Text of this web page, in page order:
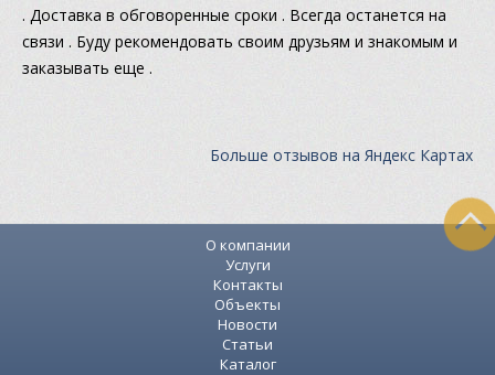
. Доставка в обговоренные сроки . Всегда останется на
связи . Буду рекомендовать своим друзьям и знакомым и
заказывать еще .
Больше отзывов на Яндекс Картах
О компании
Услуги
Контакты
Объекты
Новости
Статьи
Каталог